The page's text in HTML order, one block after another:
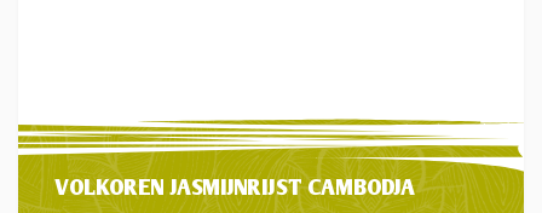
VOLKOREN JASMIJNRIJST CAMBODJA